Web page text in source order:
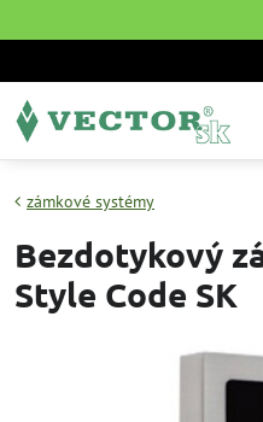
zámkové systémy
Bezdotykový
Style Code SK